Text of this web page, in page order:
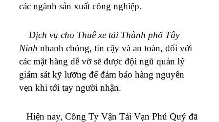
các ngành sản xuất công nghiệp.
Dịch vụ cho Thuê xe tải Thành phố Tây
Ninh nhanh chóng, tin cậy và an toàn, đối với
các mặt hàng dễ vỡ sẽ được đội ngũ quản lý
giám sát kỹ lưỡng để đảm bảo hàng nguyên
vẹn khi tới tay người nhận.
Hiện nay, Công Ty Vận Tải Vạn Phú Quý đã